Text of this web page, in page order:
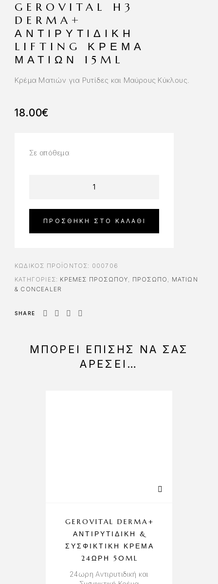
GEROVITAL H3
DERMA+
ΑΝΤΙΡΥΤΙΔΙΚΉ
LIFTING ΚΡΈΜΑ
ΜΑΤΙΏΝ 15ML
Κρέμα Ματιών για Ρυτίδες και Μαύρους Κύκλους.
18.00€
Σε απόθεμα
ΠΡΟΣΘΉΚΗ ΣΤΟ ΚΑΛΆΘΙ
ΚΩΔΙΚΌΣ ΠΡΟΪΌΝΤΟΣ: 000706
ΚΑΤΗΓΟΡΊΕΣ: ΚΡΈΜΕΣ ΠΡΟΣΏΠΟΥ, ΠΡΟΣΩΠΟ , ΜΑΤΙΏΝ
& CONCEALER
SHARE
ΜΠΟΡΕΊ ΕΠΊΣΗΣ ΝΑ ΣΑΣ
ΑΡΈΣΕΙ…
GEROVITAL DERMA+
ΑΝΤΙΡΥΤΙΔΙΚΉ &
ΣΥΣΦΙΚΤΙΚΉ ΚΡΈΜΑ
24ΩΡΗ 50ML
24ωρη Αντιρυτιδική και